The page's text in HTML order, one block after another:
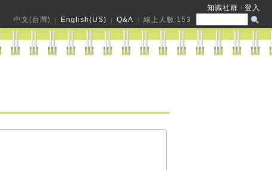
知識社群
登入
中文(台灣)
English(US) Q&A 線上人數:153